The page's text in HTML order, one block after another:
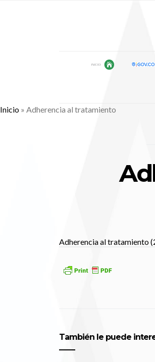
Inicio » Adherencia al tratamiento
Adherencia al tratamiento
También le puede